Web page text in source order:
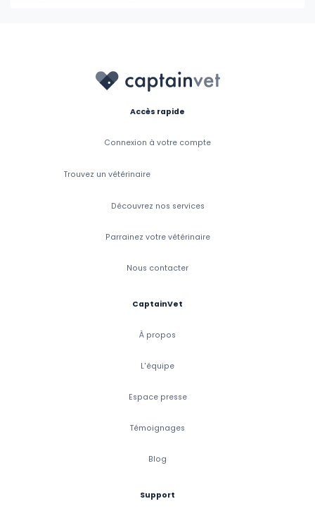
Accès rapide
Connexion à votre compte
Trouvez un vétérinaire
Découvrez nos services
Parrainez votre vétérinaire
Nous contacter
CaptainVet
À propos
L'équipe
Espace presse
Témoignages
Blog
Support